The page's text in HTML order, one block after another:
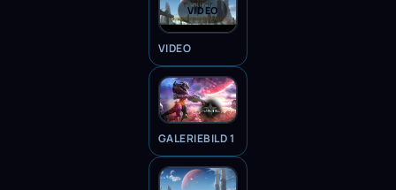
VIDEO
VIDEO
GALERIEBILD 1